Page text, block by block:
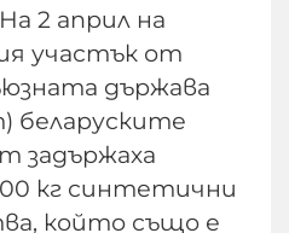
2 април на
участък от
държава
беларуските
задържаха
кг синтетични
който също е